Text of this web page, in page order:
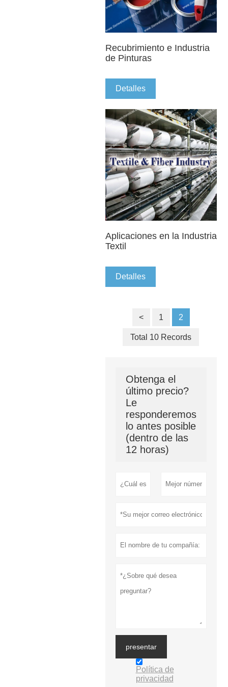
Recubrimiento e Industria
de Pinturas
Detalles
Aplicaciones en la Industria
Textil
Detalles
< 1 2
Total 10 Records
Obtenga el
último precio?
Le
responderemos
lo antes posible
(dentro de las
12 horas)
presentar
Política de
privacidad